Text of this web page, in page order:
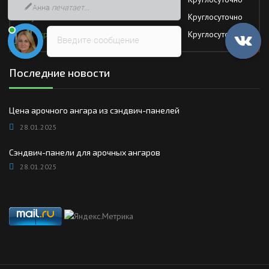
Круглосуточно
Воскресение
Круглосуточно
Последние новости
Цена арочного ангара из сэндвич-панелей
28.01.2025
Сэндвич-панели для арочных ангаров
28.01.2025
Введите сообщение